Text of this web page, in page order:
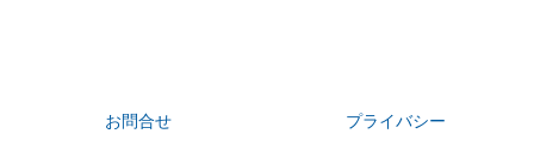
お問合せ プライバシー